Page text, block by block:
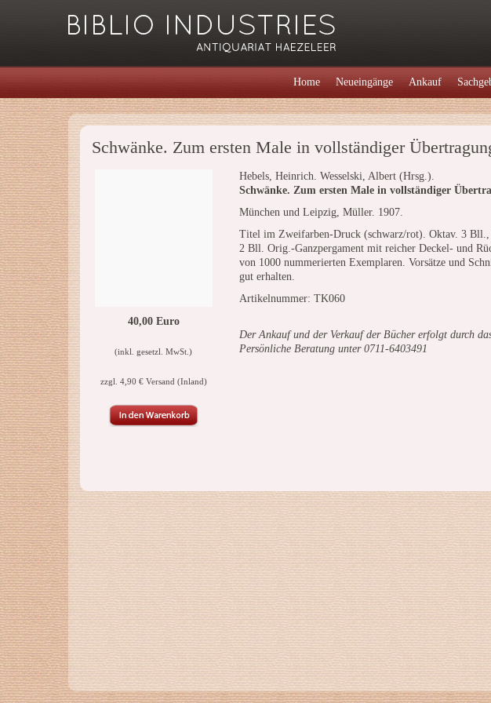
Home Neueingänge Ankauf
Schwänke. Zum ersten Male in vollständiger
40,00 Euro
(inkl. gesetzl. MwSt.)
zzgl. 4,90 € Versand (Inland)
Hebels, Heinrich. Wesselski, Albert (Hrsg.).
Schwänke. Zum ersten Male in vollständiger
München und Leipzig, Müller. 1907.
Titel im Zweifarben-Druck (schwarz/rot). Oktav. 3
2 Bll. Orig.-Ganzpergament mit reicher Deckel- und
von 1000 nummerierten Exemplaren. Vorsätze und
gut erhalten.
Artikelnummer: TK060
Der Ankauf und der Verkauf der Bücher erfolgt durch
Persönliche Beratung unter 0711-6403491